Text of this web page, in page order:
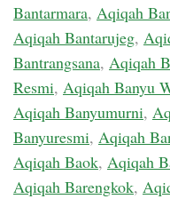
Bantarmara, Aqiqah
Aqiqah Bantarujeg,
Bantrangsana, Aqiqah
Resmi, Aqiqah Banyu
Aqiqah Banyumurni,
Banyuresmi, Aqiqah
Aqiqah Baok, Aqiqah
Aqiqah Barengkok,